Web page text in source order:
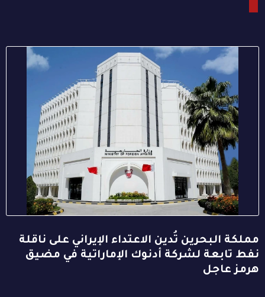
مملكة البحرين تُدين الاعتداء الإيراني على ناقلة
نفط تابعة لشركة أدنوك الإماراتية في مضيق
هرمز عاجل